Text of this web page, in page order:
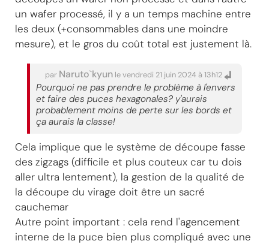
un wafer processé, il y a un temps machine entre
les deux (+consommables dans une moindre
mesure), et le gros du coût total est justement là.
par Naruto`kyun le vendredi 21 juin 2024 à 13h12
Pourquoi ne pas prendre le problème à l'envers
et faire des puces hexagonales? y'aurais
probablement moins de perte sur les bords et
ça aurais la classe!
Cela implique que le système de découpe fasse
des zigzags (difficile et plus couteux car tu dois
aller ultra lentement), la gestion de la qualité de
la découpe du virage doit être un sacré
cauchemar
Autre point important : cela rend l'agencement
interne de la puce bien plus compliqué avec une